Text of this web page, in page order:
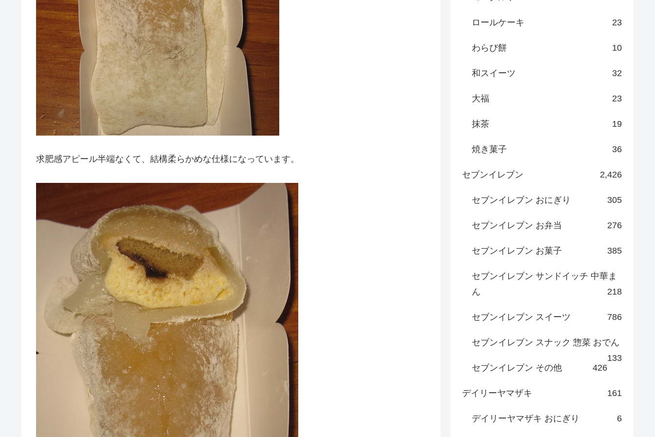
求肥感アピール半端なくて、結構柔らかめな仕様になっています。
ロールケーキ 23
わらび餅 10
和スイーツ 32
大福 23
抹茶 19
焼き菓子 36
セブンイレブン 2,426
セブンイレブン おにぎり 305
セブンイレブン お弁当 276
セブンイレブン お菓子 385
セブンイレブン サンドイッチ 中華ま
ん
218
セブンイレブン スイーツ 786
セブンイレブン スナック 惣菜 おでん
133
セブンイレブン その他
426
デイリーヤマザキ 161
デイリーヤマザキ おにぎり 6